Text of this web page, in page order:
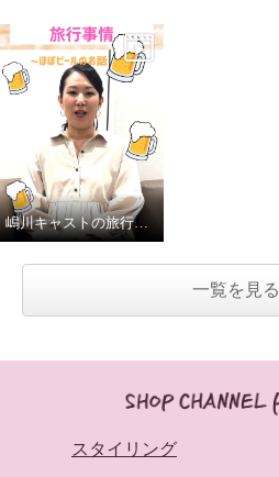
嶋川キャストの旅行事情
一覧を見る
スタイリング